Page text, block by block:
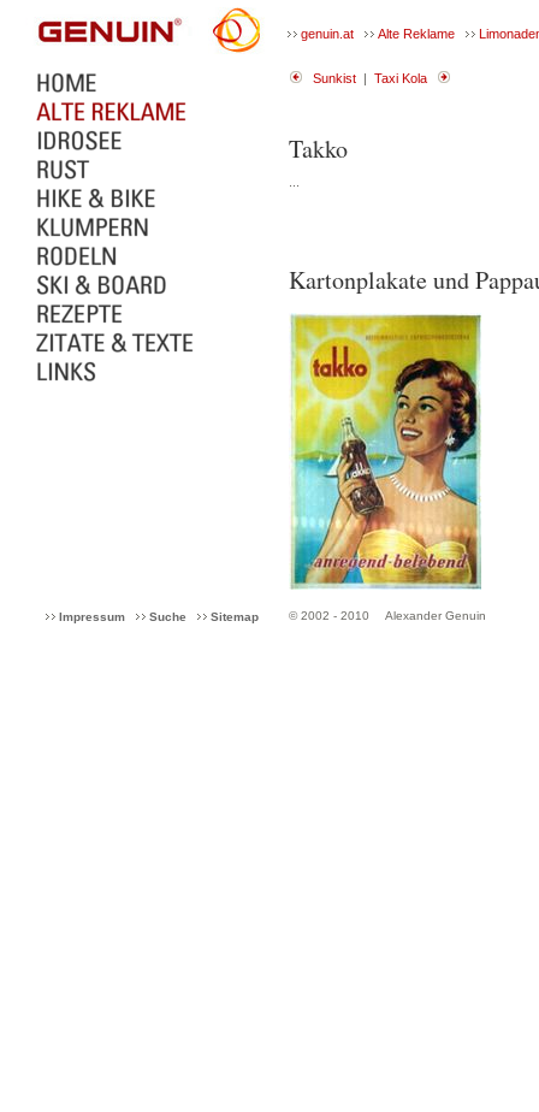
genuin.at Alte Reklame
Sunkist | Taxi Kola
Takko
Kartonplakate und
Impressum Suche Sitemap © 2002 - 2010 Alexander Genuin